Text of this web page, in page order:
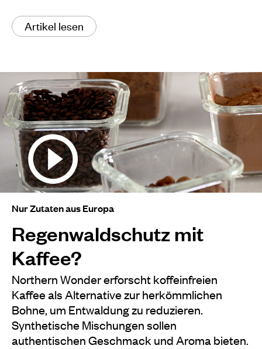
Artikel lesen
Nur Zutaten aus Europa
Regenwaldschutz mit
Kaffee?
Northern Wonder erforscht koffeinfreien
Kaffee als Alternative zur herkömmlichen
Bohne, um Entwaldung zu reduzieren.
Synthetische Mischungen sollen
authentischen Geschmack und Aroma bieten.